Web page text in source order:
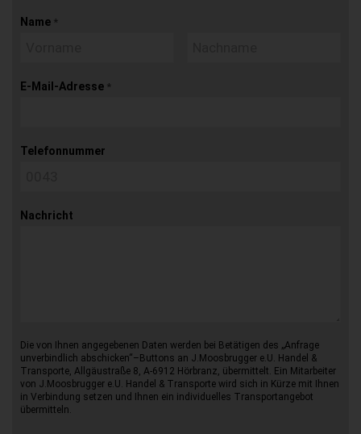
Name *
E-Mail-Adresse *
Telefonnummer
Nachricht
Die von Ihnen angegebenen Daten werden bei Betätigen des „Anfrage
unverbindlich abschicken“–Buttons an J.Moosbrugger e.U. Handel &
Transporte, Allgäustraße 8, A-6912 Hörbranz, übermittelt. Ein Mitarbeiter
von J.Moosbrugger e.U. Handel & Transporte wird sich in Kürze mit Ihnen
in Verbindung setzen und Ihnen ein individuelles Transportangebot
übermitteln.